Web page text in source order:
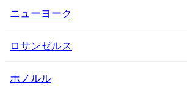
ニューヨーク
ロサンゼルス
ホノルル